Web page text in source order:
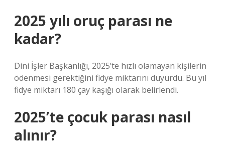
2025 yılı oruç parası ne
kadar?
Dini İşler Başkanlığı, 2025’te hızlı olamayan kişilerin
ödenmesi gerektiğini fidye miktarını duyurdu. Bu yıl
fidye miktarı 180 çay kaşığı olarak belirlendi.
2025’te çocuk parası nasıl
alınır?